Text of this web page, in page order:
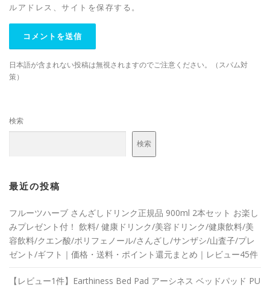
ルアドレス、サイトを保存する。
日本語が含まれない投稿は無視されますのでご注意ください。（スパム対
策）
検索
検索
最近の投稿
フルーツハーブ さんざしドリンク正規品 900ml 2本セット お楽し
みプレゼント付！ 飲料/ 健康ドリンク/美容ドリンク/健康飲料/美
容飲料/クエン酸/ポリフェノール/さんざし/サンザシ/山査子/プレ
ゼント/ギフト｜価格・送料・ポイント還元まとめ｜レビュー45件
【レビュー1件】Earthiness Bed Pad アーシネス ベッドパッド PU